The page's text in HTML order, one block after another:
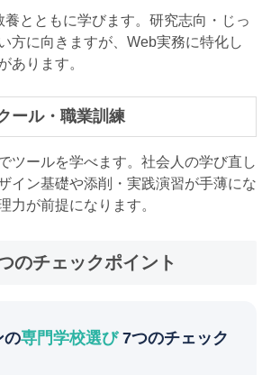
とともに学びます。研究志向・じっ
方に向きますが、Web実務に特化し
あります。
ール・職業訓練
ツールを学べます。社会人の学び直し
イン基礎や添削・実践演習が手薄にな
力が前提になります。
のチェックポイント
の専門学校選び7つのチェック